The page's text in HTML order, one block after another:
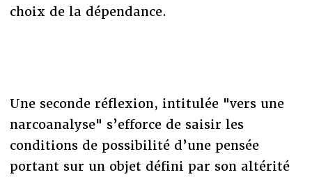
choix de la dépendance.
Une seconde réflexion, intitulée "vers une
narcoanalyse" s’efforce de saisir les
conditions de possibilité d’une pensée
portant sur un objet défini par son altérité